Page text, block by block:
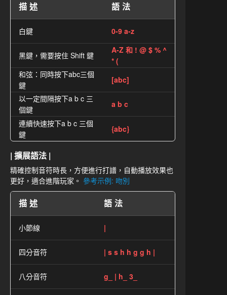
描述 語法
白鍵 0-9 a-z
黑鍵，需要按住 Shift 鍵
A-Z 和 ! @ $ % ^
* (
和弦：同時按下abc三個
鍵
[abc]
以一定間隔按下a b c 三
個鍵
a b c
連續快速按下a b c 三個
鍵
{abc}
| 擴展語法 |
精確控制音符時長，方便進行打譜，自動播放效果也
更好，適合進階玩家。參考示例: 吻別
描述 語法
小節線 |
四分音符 | s s h h g g h |
八分音符 g_ | h_ 3_